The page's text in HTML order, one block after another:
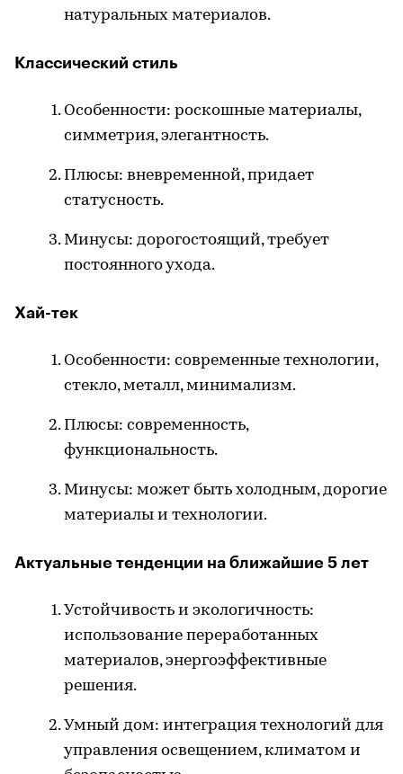
натуральных материалов.
Классический стиль
Особенности: роскошные материалы,
симметрия, элегантность.
Плюсы: вневременной, придает
статусность.
Минусы: дорогостоящий, требует
постоянного ухода.
Хай-тек
Особенности: современные технологии,
стекло, металл, минимализм.
Плюсы: современность,
функциональность.
Минусы: может быть холодным, дорогие
материалы и технологии.
Актуальные тенденции на ближайшие 5 лет
Устойчивость и экологичность:
использование переработанных
материалов, энергоэффективные
решения.
Умный дом: интеграция технологий для
управления освещением, климатом и